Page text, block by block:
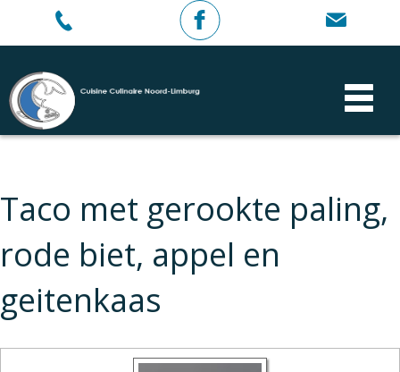
Taco met gerookte paling,
rode biet, appel en
geitenkaas